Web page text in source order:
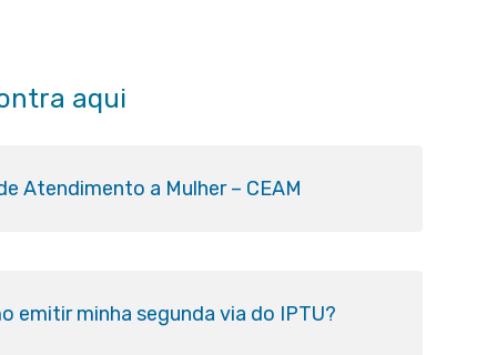
aqui
Atendimento a Mulher – CEAM
emitir minha segunda via do IPTU?